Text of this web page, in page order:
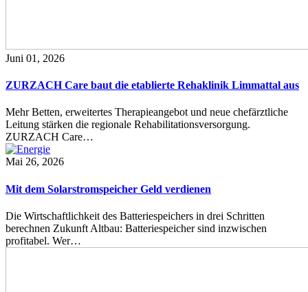
Juni 01, 2026
ZURZACH Care baut die etablierte Rehaklinik Limmattal aus
Mehr Betten, erweitertes Therapieangebot und neue chefärztliche
Leitung stärken die regionale Rehabilitationsversorgung.
ZURZACH Care…
Mai 26, 2026
Mit dem Solarstromspeicher Geld verdienen
Die Wirtschaftlichkeit des Batteriespeichers in drei Schritten
berechnen Zukunft Altbau: Batteriespeicher sind inzwischen
profitabel. Wer…